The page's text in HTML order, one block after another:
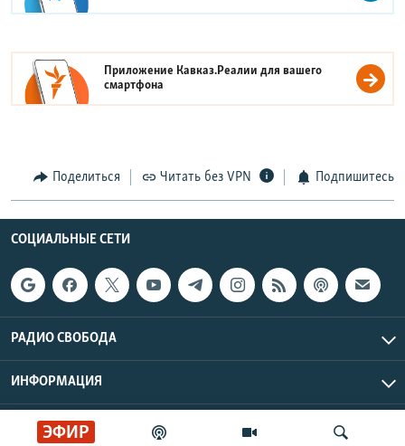
ЭФИР
Приложение Кавказ.Реалии для вашего
смартфона
Поделиться Читать без VPN Подпишитесь
СОЦИАЛЬНЫЕ СЕТИ
РАДИО СВОБОДА
ИНФОРМАЦИЯ
Радио Свобода © 2026 RFE/RL, Inc. | Все права защищены.